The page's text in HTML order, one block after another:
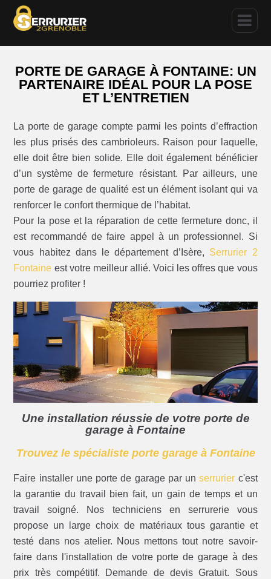
PORTE DE GARAGE À FONTAINE: UN
PARTENAIRE IDÉAL POUR LA POSE
ET L’ENTRETIEN
La porte de garage compte parmi les points d’effraction
les plus prisés des cambrioleurs. Raison pour laquelle,
elle doit être bien solide. Elle doit également bénéficier
d’un système de fermeture résistant. Par ailleurs, une
porte de garage de qualité est un élément isolant qui va
renforcer le confort thermique de l’habitat.
Pour la pose et la réparation de cette fermeture donc, il
est recommandé de faire appel à un professionnel. Si
vous habitez dans le département d’Isère, Serrurier 2
Fontaine est votre meilleur allié. Voici les offres que vous
pourriez profiter !
Une installation réussie de votre porte de
garage à Fontaine
Trouvez le spécialiste porte garage à Fontaine
Faire installer une porte de garage par unserrurier c'est
la garantie du travail bien fait, un gain de temps et un
travail soigné. Nos techniciens en serrurerie vous
propose un large choix de matériaux tous garantie et
testé dans nos atelier. Nous mettons tout notre savoir-
faire dans l'installation de votre porte de garage à des
prix très compétitif. Demande de devis Gratuit. Sous